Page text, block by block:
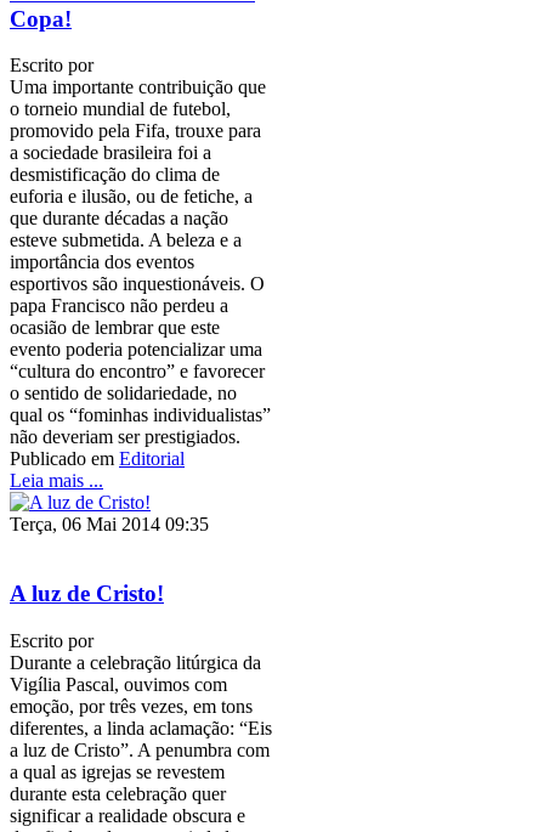
Copa!
Escrito por
Uma importante contribuição que
o torneio mundial de futebol,
promovido pela Fifa, trouxe para
a sociedade brasileira foi a
desmistificação do clima de
euforia e ilusão, ou de fetiche, a
que durante décadas a nação
esteve submetida. A beleza e a
importância dos eventos
esportivos são inquestionáveis. O
papa Francisco não perdeu a
ocasião de lembrar que este
evento poderia potencializar uma
“cultura do encontro” e favorecer
o sentido de solidariedade, no
qual os “fominhas individualistas”
não deveriam ser prestigiados.
Publicado em Editorial
Leia mais ...
Terça, 06 Mai 2014 09:35
A luz de Cristo!
Escrito por
Durante a celebração litúrgica da
Vigília Pascal, ouvimos com
emoção, por três vezes, em tons
diferentes, a linda aclamação: “Eis
a luz de Cristo”. A penumbra com
a qual as igrejas se revestem
durante esta celebração quer
significar a realidade obscura e